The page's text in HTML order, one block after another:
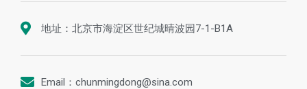
地址：北京市海淀区世纪城晴波园7-1-B1A
Email：chunmingdong@sina.com